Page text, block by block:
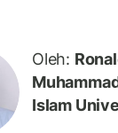
Oleh:
Islam